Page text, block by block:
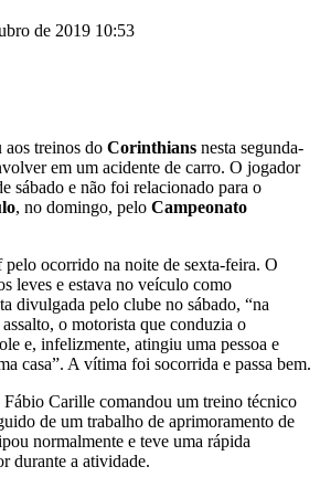
de 2019 10:53
aos treinos do Corinthians nesta segunda-
em um acidente de carro. O jogador
sábado e não foi relacionado para o
, no domingo, pelo Campeonato
ocorrido na noite de sexta-feira. O
leves e estava no veículo como
divulgada pelo clube no sábado, “na
o motorista que conduzia o
e, infelizmente, atingiu uma pessoa e
casa”. A vítima foi socorrida e passa bem.
Carille comandou um treino técnico
de um trabalho de aprimoramento de
normalmente e teve uma rápida
durante a atividade.